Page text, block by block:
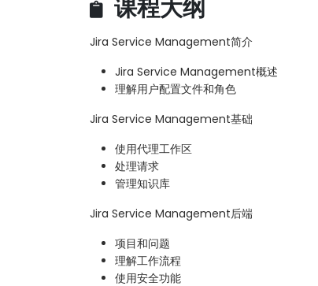
课程大纲
Jira Service Management简介
Jira Service Management概述
理解用户配置文件和角色
Jira Service Management基础
使用代理工作区
处理请求
管理知识库
Jira Service Management后端
项目和问题
理解工作流程
使用安全功能